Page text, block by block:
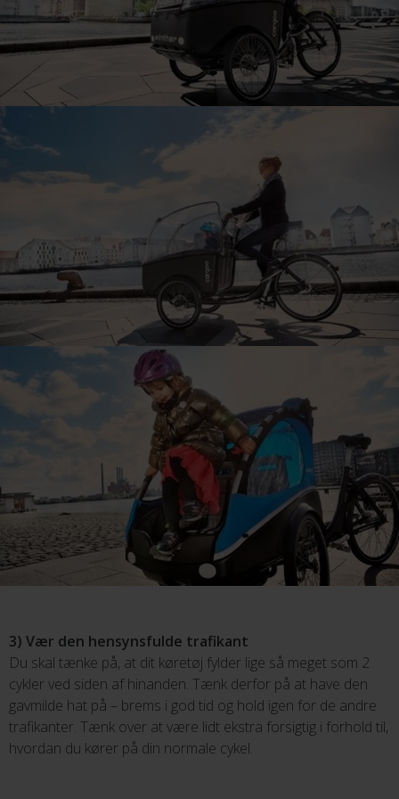
3) Vær den hensynsfulde trafikant
Du skal tænke på, at dit køretøj fylder lige så meget som 2
cykler ved siden af hinanden. Tænk derfor på at have den
gavmilde hat på – brems i god tid og hold igen for de andre
trafikanter. Tænk over at være lidt ekstra forsigtig i forhold til,
hvordan du kører på din normale cykel.